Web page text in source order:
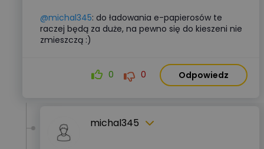
@michal345: do ładowania e-papierosów te
raczej będą za duże, na pewno się do kieszeni nie
zmieszczą :)
0 0 Odpowiedz
michal345